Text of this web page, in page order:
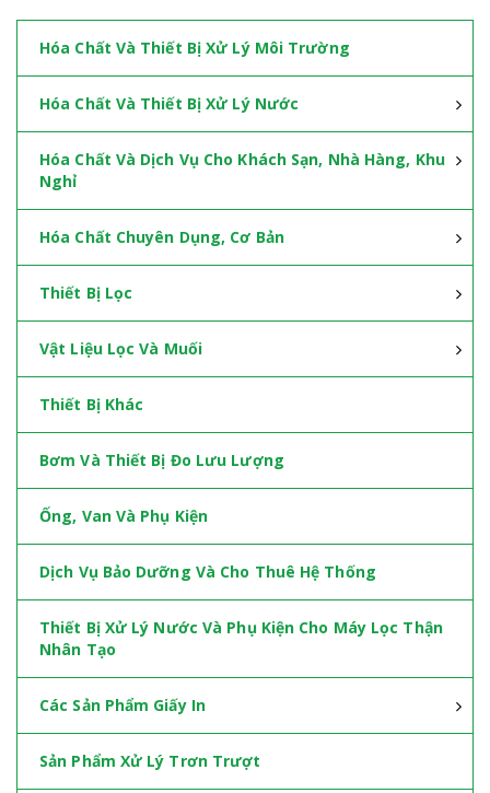
Hóa Chất Và Thiết Bị Xử Lý Môi Trường
Hóa Chất Và Thiết Bị Xử Lý Nước
Hóa Chất Và Dịch Vụ Cho Khách Sạn, Nhà Hàng, Khu
Nghỉ
Hóa Chất Chuyên Dụng, Cơ Bản
Thiết Bị Lọc
Vật Liệu Lọc Và Muối
Thiết Bị Khác
Bơm Và Thiết Bị Đo Lưu Lượng
Ống, Van Và Phụ Kiện
Dịch Vụ Bảo Dưỡng Và Cho Thuê Hệ Thống
Thiết Bị Xử Lý Nước Và Phụ Kiện Cho Máy Lọc Thận
Nhân Tạo
Các Sản Phẩm Giấy In
Sản Phẩm Xử Lý Trơn Trượt